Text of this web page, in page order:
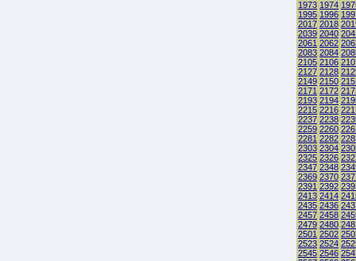
1973 1974
1995 1996
2017 2018
2039 2040
2061 2062
2083 2084
2105 2106
2127 2128
2149 2150
2171 2172
2193 2194
2215 2216
2237 2238
2259 2260
2281 2282
2303 2304
2325 2326
2347 2348
2369 2370
2391 2392
2413 2414
2435 2436
2457 2458
2479 2480
2501 2502
2523 2524
2545 2546